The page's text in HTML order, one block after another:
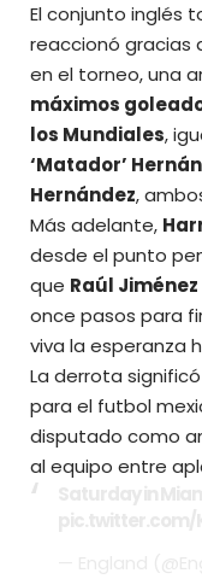
El conjunto inglés
reaccionó gracias
en el torneo, una
máximos
los Mundiales,
‘Matador’
Hernández,
Más adelante,
desde el punto
que Raúl Jiménez
once pasos para
viva la esperanza
La derrota
para el futbol
disputado como
al equipo entre